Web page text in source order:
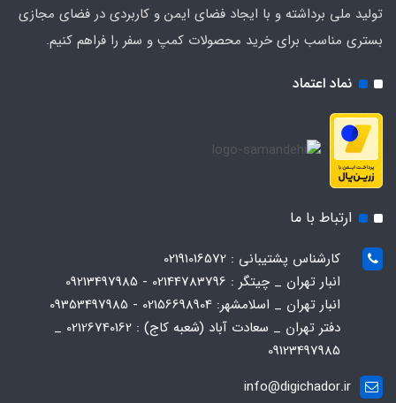
نماد اعتماد
تولید ملی برداشته و با ایجاد فضای ایمن و کاربردی در فضای مجازی
بستری مناسب برای خرید محصولات کمپ و سفر را فراهم کنیم.
ارتباط با ما
کارشناس پشتیبانی : 02191016572
انبار تهران _ چیتگر : 02144783796 - 09213497985
انبار تهران _ اسلامشهر: 02156698904 - 09353497985
دفتر تهران _ سعادت آباد (شعبه کاج) : 02126740162 _
09123497985
info@digichador.ir